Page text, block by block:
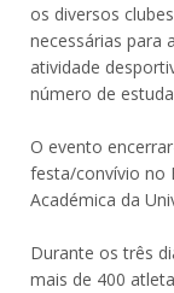
os diversos
necessárias para
atividade
número de
O evento
festa/convívio no
Académica da
Durante os três
mais de 400